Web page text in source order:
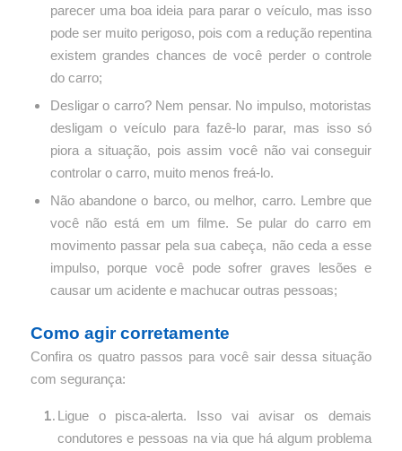
parecer uma boa ideia para parar o veículo, mas isso
pode ser muito perigoso, pois com a redução repentina
existem grandes chances de você perder o controle
do carro;
Desligar o carro? Nem pensar. No impulso, motoristas
desligam o veículo para fazê-lo parar, mas isso só
piora a situação, pois assim você não vai conseguir
controlar o carro, muito menos freá-lo.
Não abandone o barco, ou melhor, carro. Lembre que
você não está em um filme. Se pular do carro em
movimento passar pela sua cabeça, não ceda a esse
impulso, porque você pode sofrer graves lesões e
causar um acidente e machucar outras pessoas;
Como agir corretamente
Confira os quatro passos para você sair dessa situação
com segurança:
Ligue o pisca-alerta. Isso vai avisar os demais
condutores e pessoas na via que há algum problema